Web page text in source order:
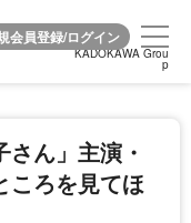
KADOKAWA Grou
p
KADOKAWA Grou
p
ん」主演・
ころを見てほ